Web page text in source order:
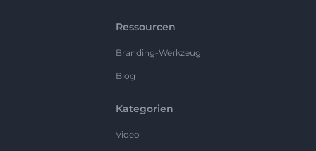
Ressourcen
Branding-Werkzeug
Blog
Kategorien
Video